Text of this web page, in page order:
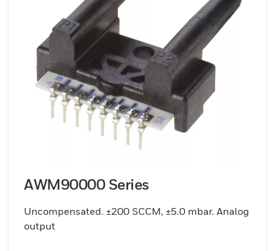
AWM90000 Series
Uncompensated. ±200 SCCM, ±5.0 mbar. Analog
output